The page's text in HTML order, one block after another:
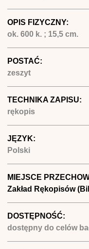
OPIS FIZYCZNY:
ok. 600 k. ; 15,5 cm.
POSTAĆ:
zeszyt
TECHNIKA ZAPISU:
rękopis
JĘZYK:
Polski
MIEJSCE
Zakład Rękopisów
DOSTĘPNOŚĆ:
dostępny do celów